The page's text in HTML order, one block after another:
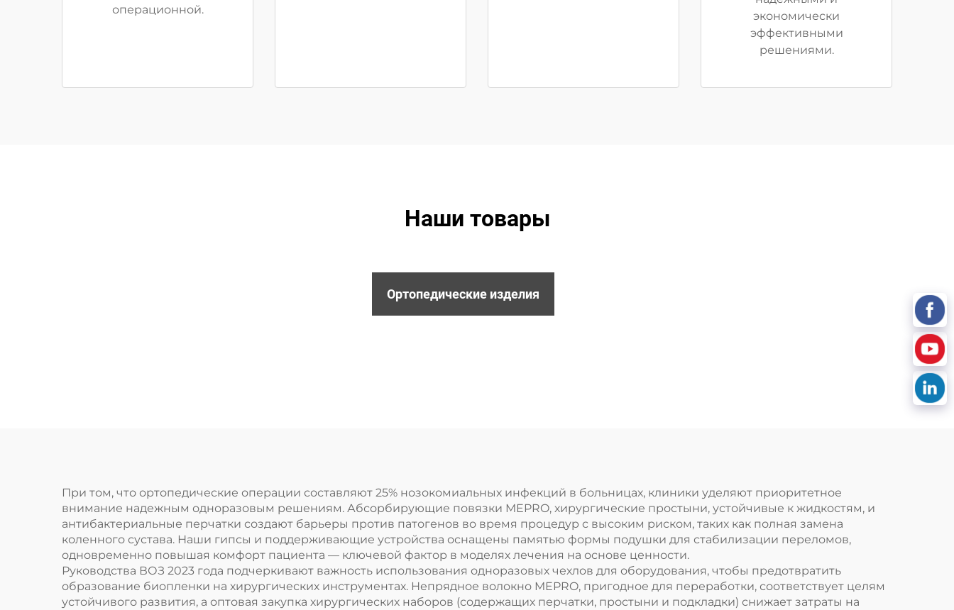
операционной.
экономически
эффективными
решениями.
Наши товары
Ортопедические изделия
При том, что ортопедические операции составляют 25% нозокомиальных инфекций в больницах, клиники уделяют приоритетное
внимание надежным одноразовым решениям. Абсорбирующие повязки MEPRO, хирургические простыни, устойчивые к жидкостям, и
антибактериальные перчатки создают барьеры против патогенов во время процедур с высоким риском, таких как полная замена
коленного сустава. Наши гипсы и поддерживающие устройства оснащены памятью формы подушки для стабилизации переломов,
одновременно повышая комфорт пациента — ключевой фактор в моделях лечения на основе ценности.
Руководства ВОЗ 2023 года подчеркивают важность использования одноразовых чехлов для оборудования, чтобы предотвратить
образование биопленки на хирургических инструментах. Непрядное волокно MEPRO, пригодное для переработки, соответствует целям
устойчивого развития, а оптовая закупка хирургических наборов (содержащих перчатки, простыни и подкладки) снижает затраты на